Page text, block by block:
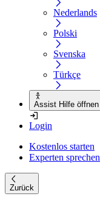
Nederlands
Polski
Svenska
Türkçe
Assist Hilfe öffnen
Login
Kostenlos starten
Experten sprechen
Zurück